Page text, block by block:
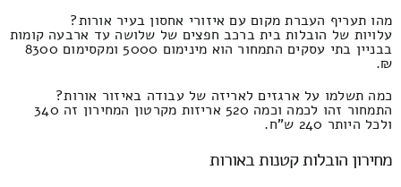
מהו תעריף העברת מקום עם איזורי אחסון בעיר אורות?
עלויות של הובלות בית ברכב חפצים של שלושה עד ארבעה קומות
בבניין בתי עסקים התמחור הוא מינימום 5000 ומקסימום 8300
₪.
כמה תשלמו על ארגזים לאריזה של עבודה באיזור אורות?
התמחור זהו לכמה וכמה 520 אריזות מקרטון המחירון זה 340
ולכל היותר 240 ש"ח.
מחירון הובלות קטנות באורות